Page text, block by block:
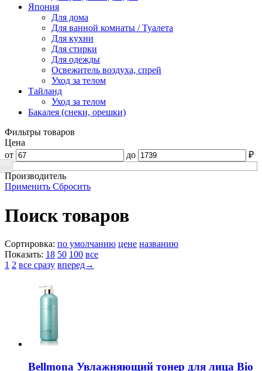
Япония
Для дома
Для ванной комнаты / Туалета
Для кухни
Для стирки
Для одежды
Освежитель воздуха, спрей
Уход за телом
Тайланд
Уход за телом
Бакалея (снеки, орешки)
Фильтры товаров
Цена
от
до ₽
Производитель
Применить Сбросить
Поиск товаров
Сортировка: по умолчанию цене названию
Показать: 18 50 100 все
1 2 все сразу вперед→
Bellmona Увлажняющий тонер для лица Bio